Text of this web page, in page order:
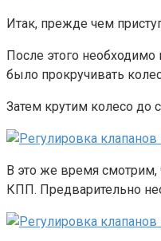
Итак, прежде чем
После этого
было прокручивать
Затем крутим колесо до
В это же время смотрим,
КПП. Предварительно